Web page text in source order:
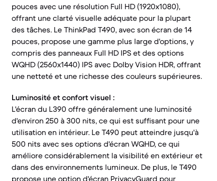
pouces avec une résolution Full HD (1920x1080),
offrant une clarté visuelle adéquate pour la plupart
des tâches. Le ThinkPad T490, avec son écran de 14
pouces, propose une gamme plus large d'options, y
compris des panneaux Full HD IPS et des options
WQHD (2560x1440) IPS avec Dolby Vision HDR, offrant
une netteté et une richesse des couleurs supérieures.
Luminosité et confort visuel :
L'écran du L390 offre généralement une luminosité
d'environ 250 à 300 nits, ce qui est suffisant pour une
utilisation en intérieur. Le T490 peut atteindre jusqu'à
500 nits avec ses options d'écran WQHD, ce qui
améliore considérablement la visibilité en extérieur et
dans des environnements lumineux. De plus, le T490
propose une option d'écran PrivacyGuard pour